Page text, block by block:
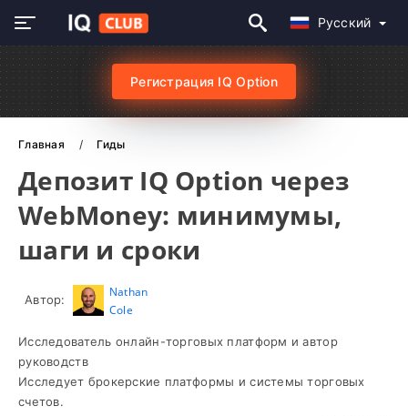
Русский
Регистрация IQ Option
Главная Гиды
Депозит IQ Option через
WebMoney: минимумы,
шаги и сроки
Автор:
Nathan
Cole
Исследователь онлайн-торговых платформ и автор
руководств
Исследует брокерские платформы и системы торговых
счетов.